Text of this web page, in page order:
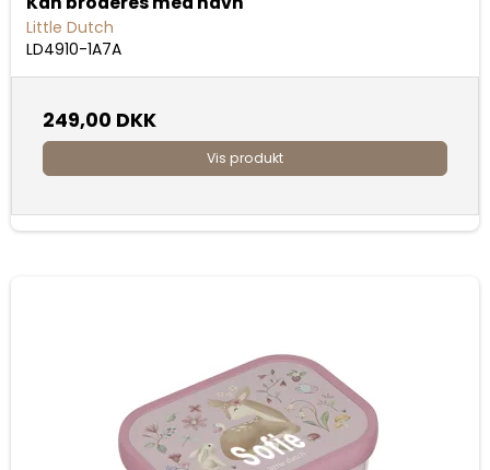
Little Dutch
LD4910-1A7A
249,00 DKK
Vis produkt